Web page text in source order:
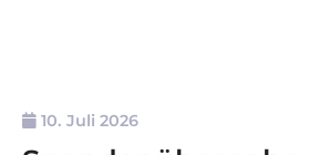
10. Juli 2026